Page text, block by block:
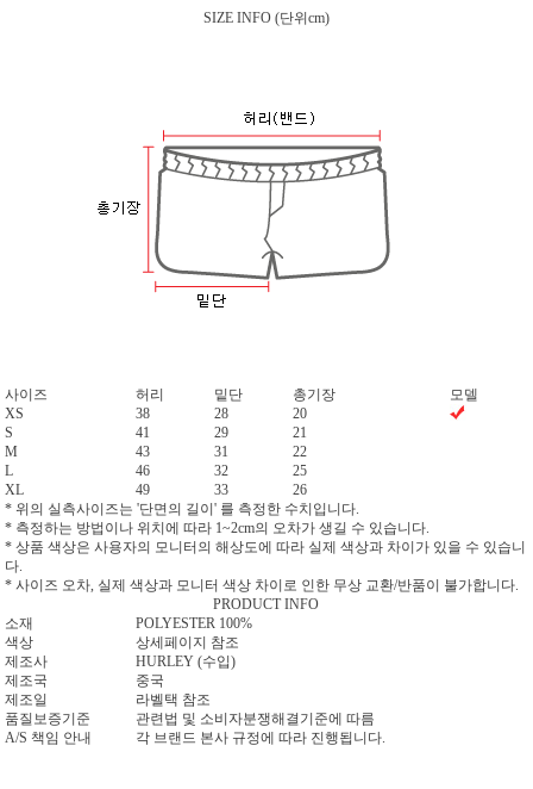
SIZE INFO (단위cm)
사이즈 허리 밑단 총기장
모델
XS
38 28
20
S
41 29
21
M
43 31
22
L
46 32
25
XL
49 33
26
* 위의 실측사이즈는 '단면의 길이' 를 측정한 수치입니다.
* 측정하는 방법이나 위치에 따라 1~2cm의 오차가 생길 수 있습니다.
* 상품 색상은 사용자의 모니터의 해상도에 따라 실제 색상과 차이가 있을 수 있습니
다.
* 사이즈 오차, 실제 색상과 모니터 색상 차이로 인한 무상 교환/반품이 불가합니다.
PRODUCT INFO
소재
POLYESTER 100%
색상
상세페이지 참조
제조사
HURLEY (수입)
제조국
중국
제조일
라벨택 참조
품질보증기준
관련법 및 소비자분쟁해결기준에 따름
A/S 책임 안내
각 브랜드 본사 규정에 따라 진행됩니다.